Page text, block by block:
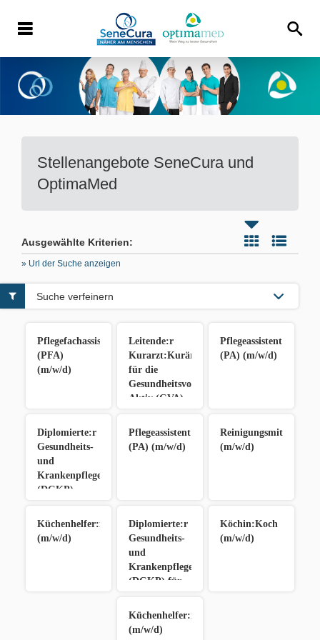
Stellenangebote SeneCura und
OptimaMed
Ausgewählte Kriterien:
» Url der Suche anzeigen
Pflegefachassistent:in
(PFA)
(m/w/d)
Leitende:r
Kurarzt:Kurärztin
für die
Gesundheitsvorsorge
Aktiv (GVA)
Pflegeassistent:in
(PA) (m/w/d)
Diplomierte:r
Gesundheits-
und
Krankenpfleger:in
(DGKP)
Pflegeassistent:in
(PA) (m/w/d)
(m/w/d)
Küchenhelfer:in
(m/w/d)
Diplomierte:r
Gesundheits-
und
Krankenpfleger:in
(DGKP) für
(m/w/d)
Köchin:Koch
(m/w/d)
Küchenhelfer:in
(m/w/d)
Suche verfeinern